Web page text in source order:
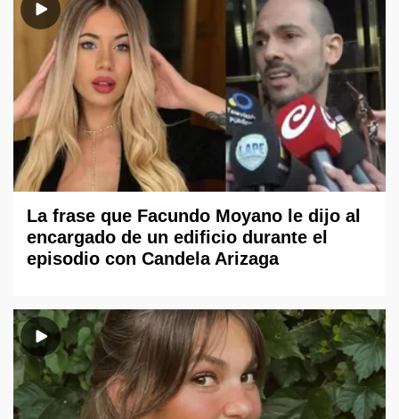
La frase que Facundo Moyano le dijo al
encargado de un edificio durante el
episodio con Candela Arizaga